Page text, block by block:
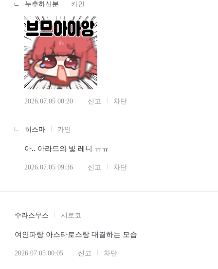
누추하신분 카인
2026.07.05 00:20 신고 차단
히스마 카인
아.. 아라드의 빛 레니 ㅠㅠ
2026.07.05 09:36 신고 차단
수라스무스 시로코
여인파랑 아스타로스랑 대결하는 모습
2026.07.05 00:05 신고 차단